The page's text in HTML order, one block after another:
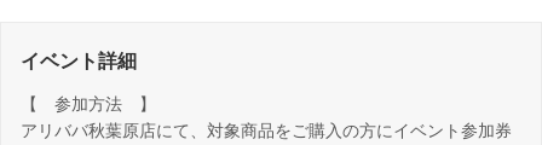
イベント詳細
【 参加方法 】
アリババ秋葉原店にて、対象商品をご購入の方にイベント参加券